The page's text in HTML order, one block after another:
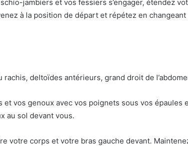
jambiers et vos fessiers s’engager, étendez
à la position de départ et répétez en changeant
deltoïdes antérieurs, grand droit de
et vos genoux avec vos poignets sous vos épaules
au sol devant vous.
votre corps et votre bras gauche devant.